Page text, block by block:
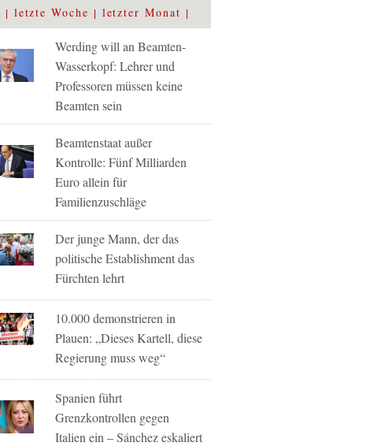
letzte Woche letzter Monat
Werding will an Beamten-
Wasserkopf: Lehrer und
Professoren müssen keine
Beamten sein
Beamtenstaat außer
Kontrolle: Fünf Milliarden
Euro allein für
Familienzuschläge
Der junge Mann, der das
politische Establishment das
Fürchten lehrt
10.000 demonstrieren in
Plauen: „Dieses Kartell, diese
Regierung muss weg“
Spanien führt
Grenzkontrollen gegen
Italien ein – Sánchez eskaliert